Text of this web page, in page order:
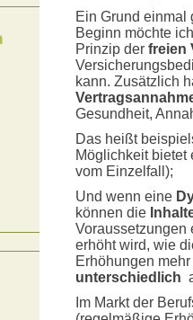
Ein Grund einmal
Beginn möchte
Prinzip der freien
kann. Zusätzlich
Gesundheit,
Das heißt
Möglichkeit bietet
vom Einzelfall);
Und wenn eine
können die
Voraussetzungen
erhöht wird, wie
Erhöhungen
unterschiedlich
Im Markt der